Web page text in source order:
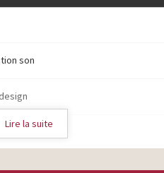
son
son
Lire la suite